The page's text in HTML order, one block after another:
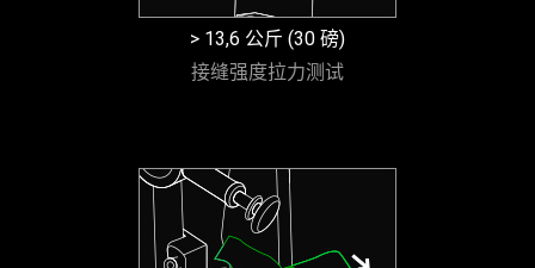
> 13,6 公斤 (30 磅)
接缝强度拉力测试